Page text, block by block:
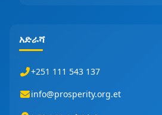
አድራሻ
+251 111 543 137
info@prosperity.org.et